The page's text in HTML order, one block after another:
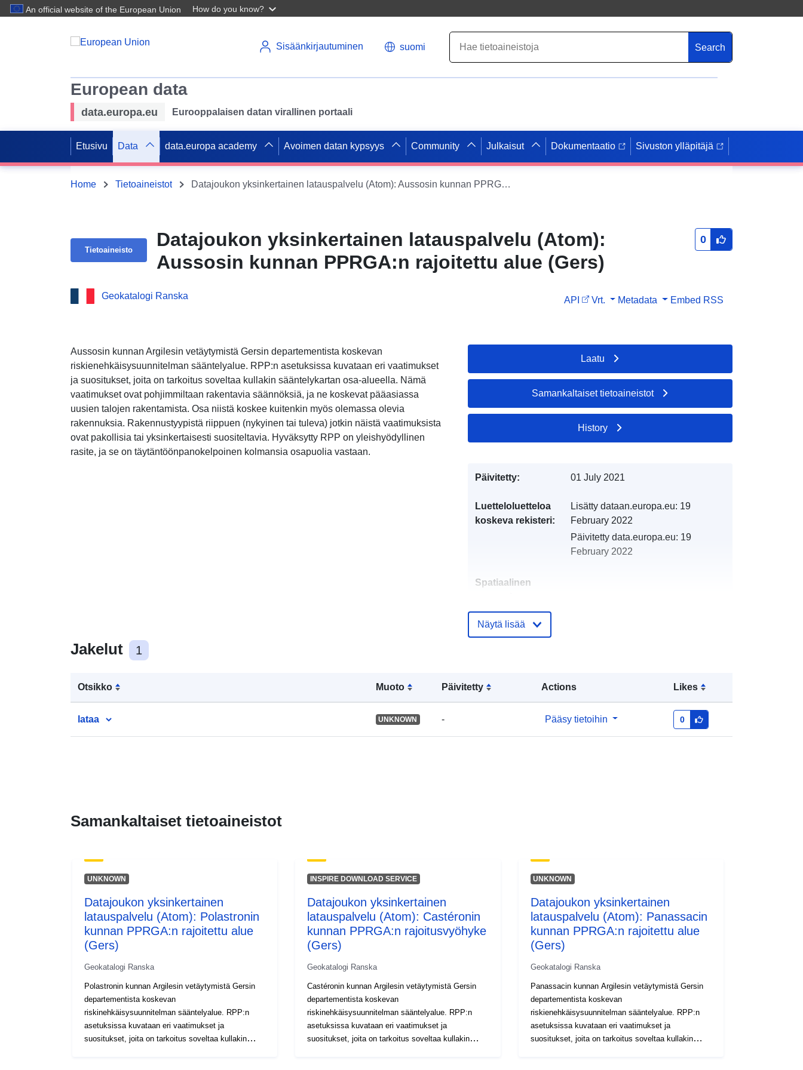
An official website of the European Union How do you know?
Sisäänkirjautuminen suomi Search
European data
data.europa.eu Eurooppalaisen datan virallinen portaali
Etusivu Data data.europa academy Avoimen datan kypsyys Community Julkaisut Dokumentaatio Sivuston ylläpitäjä
Home Tietoaineistot Datajoukon yksinkertainen latauspalvelu (Atom): Aussosin kunnan PPRGA:n rajoitettu alue (Gers)
Tietoaineisto
Datajoukon yksinkertainen latauspalvelu (Atom):
Aussosin kunnan PPRGA:n rajoitettu alue (Gers)
0
Geokatalogi Ranska API Vrt. Metadata Embed RSS
Aussosin kunnan Argilesin vetäytymistä Gersin departementista koskevan
riskienehkäisysuunnitelman sääntelyalue. RPP:n asetuksissa kuvataan eri vaatimukset
ja suositukset, joita on tarkoitus soveltaa kullakin sääntelykartan osa-alueella. Nämä
vaatimukset ovat pohjimmiltaan rakentavia säännöksiä, ja ne koskevat pääasiassa
uusien talojen rakentamista. Osa niistä koskee kuitenkin myös olemassa olevia
rakennuksia. Rakennustyypistä riippuen (nykyinen tai tuleva) jotkin näistä vaatimuksista
ovat pakollisia tai yksinkertaisesti suositeltavia. Hyväksytty RPP on yleishyödyllinen
rasite, ja se on täytäntöönpanokelpoinen kolmansia osapuolia vastaan.
Jakelut 1
Otsikko Muoto Päivitetty Actions Likes
lataa UNKNOWN - Pääsy tietoihin 0
Laatu
Samankaltaiset tietoaineistot
History
Päivitetty: 01 July 2021
Luetteloluetteloa
koskeva rekisteri:
Lisätty dataan.europa.eu: 19
February 2022
Päivitetty data.europa.eu: 19
February 2022
Spatiaalinen
Tunnisteet:
48f9-a7a0-8882d2bd9df5
http://data.europa.eu/88u/dataset/fr-
120066022-srv-7f630cc0-85a2-4f91-
9fab-7fffaab65c13
Näytä lisää
Samankaltaiset tietoaineistot
UNKNOWN
Datajoukon yksinkertainen
latauspalvelu (Atom): Polastronin
kunnan PPRGA:n rajoitettu alue
(Gers)
Geokatalogi Ranska
Polastronin kunnan Argilesin vetäytymistä Gersin
departementista koskevan
riskinehkäisysuunnitelman sääntelyalue. RPP:n
asetuksissa kuvataan eri vaatimukset ja
suositukset, joita on tarkoitus soveltaa kullakin
INSPIRE DOWNLOAD SERVICE
Datajoukon yksinkertainen
latauspalvelu (Atom): Castéronin
kunnan PPRGA:n rajoitusvyöhyke
(Gers)
Geokatalogi Ranska
Castéronin kunnan Argilesin vetäytymistä Gersin
departementista koskevan
riskinehkäisysuunnitelman sääntelyalue. RPP:n
asetuksissa kuvataan eri vaatimukset ja
suositukset, joita on tarkoitus soveltaa kullakin
UNKNOWN
Datajoukon yksinkertainen
latauspalvelu (Atom): Panassacin
kunnan PPRGA:n rajoitettu alue
(Gers)
Geokatalogi Ranska
Panassacin kunnan Argilesin vetäytymistä Gersin
departementista koskevan
riskienehkäisysuunnitelman sääntelyalue. RPP:n
asetuksissa kuvataan eri vaatimukset ja
suositukset, joita on tarkoitus soveltaa kullakin